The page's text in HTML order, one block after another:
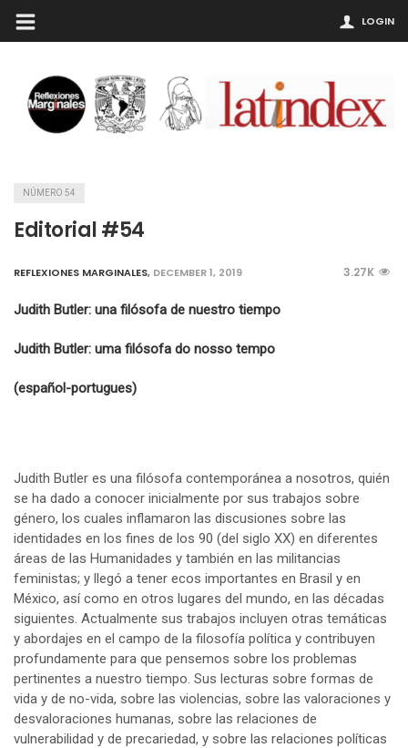
LOGIN
NÚMERO 54
Editorial #54
REFLEXIONES MARGINALES, DECEMBER 1, 2019 3.27K
Judith Butler: una filósofa de nuestro tiempo
Judith Butler: uma filósofa do nosso tempo
(español-portugues)
Judith Butler es una filósofa contemporánea a nosotros, quién
se ha dado a conocer inicialmente por sus trabajos sobre
género, los cuales inflamaron las discusiones sobre las
identidades en los fines de los 90 (del siglo XX) en diferentes
áreas de las Humanidades y también en las militancias
feministas; y llegó a tener ecos importantes en Brasil y en
México, así como en otros lugares del mundo, en las décadas
siguientes. Actualmente sus trabajos incluyen otras temáticas
y abordajes en el campo de la filosofía política y contribuyen
profundamente para que pensemos sobre los problemas
pertinentes a nuestro tiempo. Sus lecturas sobre formas de
vida y de no-vida, sobre las violencias, sobre las valoraciones y
desvaloraciones humanas, sobre las relaciones de
vulnerabilidad y de precariedad, y sobre las relaciones políticas